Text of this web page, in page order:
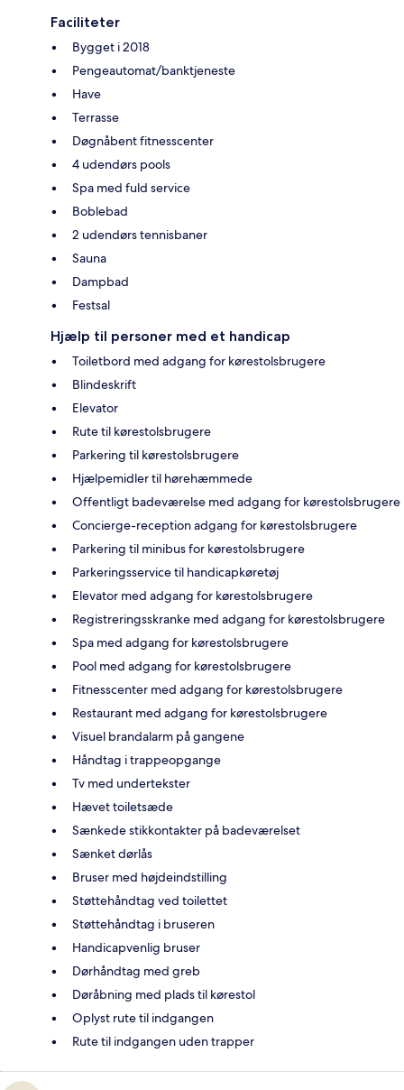
Faciliteter
Bygget i 2018
Pengeautomat/banktjeneste
Have
Terrasse
Døgnåbent fitnesscenter
4 udendørs pools
Spa med fuld service
Boblebad
2 udendørs tennisbaner
Sauna
Dampbad
Festsal
Hjælp til personer med et handicap
Toiletbord med adgang for kørestolsbrugere
Blindeskrift
Elevator
Rute til kørestolsbrugere
Parkering til kørestolsbrugere
Hjælpemidler til hørehæmmede
Offentligt badeværelse med adgang for kørestolsbrugere
Concierge-reception adgang for kørestolsbrugere
Parkering til minibus for kørestolsbrugere
Parkeringsservice til handicapkøretøj
Elevator med adgang for kørestolsbrugere
Registreringsskranke med adgang for kørestolsbrugere
Spa med adgang for kørestolsbrugere
Pool med adgang for kørestolsbrugere
Fitnesscenter med adgang for kørestolsbrugere
Restaurant med adgang for kørestolsbrugere
Visuel brandalarm på gangene
Håndtag i trappeopgange
Tv med undertekster
Hævet toiletsæde
Sænkede stikkontakter på badeværelset
Sænket dørlås
Bruser med højdeindstilling
Støttehåndtag ved toilettet
Støttehåndtag i bruseren
Handicapvenlig bruser
Dørhåndtag med greb
Døråbning med plads til kørestol
Oplyst rute til indgangen
Rute til indgangen uden trapper